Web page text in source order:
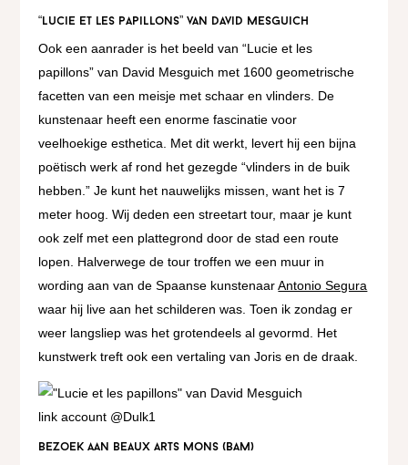
“Lucie et les papillons” van David Mesguich
Ook een aanrader is het beeld van “Lucie et les
papillons” van David Mesguich met 1600 geometrische
facetten van een meisje met schaar en vlinders. De
kunstenaar heeft een enorme fascinatie voor
veelhoekige esthetica. Met dit werkt, levert hij een bijna
poëtisch werk af rond het gezegde “vlinders in de buik
hebben.” Je kunt het nauwelijks missen, want het is 7
meter hoog. Wij deden een streetart tour, maar je kunt
ook zelf met een plattegrond door de stad een route
lopen. Halverwege de tour troffen we een muur in
wording aan van de Spaanse kunstenaarAntonio Segura
waar hij live aan het schilderen was. Toen ik zondag er
weer langsliep was het grotendeels al gevormd. Het
kunstwerk treft ook een vertaling van Joris en de draak.
link account @Dulk1
Bezoek aan Beaux Arts Mons (BAM)